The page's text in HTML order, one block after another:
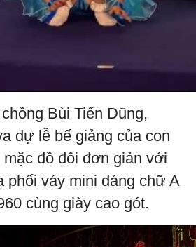
Bùi Tiến Dũng,
dự lễ bế giảng của con
đồ đôi đơn giản với
phối váy mini dáng chữ A
cùng giày cao gót.